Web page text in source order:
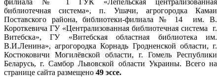
библиотечная система», п. Ушачи, агрогородка Камаи
Поставского района, библиотеки-филиала № 14 им. В.
Короткевича ГУ «Централизованная библиотечная система г.
Витебска», ГУ «Витебская областная библиотека им.
В.И.Ленина»,агрогородка Корнадь Гродненской области, г.
Костюковичи Могилёвской области, г. Гомель Республики
Беларусь, г. Самбор Львовской области Украины. Всего на
странице сайта размещено 49 эссе.